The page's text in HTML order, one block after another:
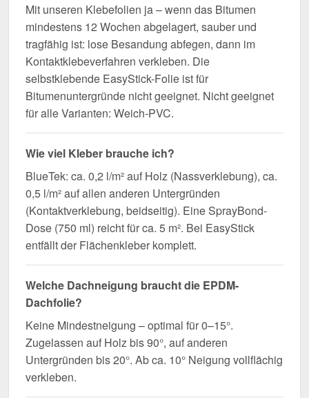
Mit unseren Klebefolien ja – wenn das Bitumen
mindestens 12 Wochen abgelagert, sauber und
tragfähig ist: lose Besandung abfegen, dann im
Kontaktklebeverfahren verkleben. Die
selbstklebende EasyStick-Folie ist für
Bitumenuntergründe nicht geeignet. Nicht geeignet
für alle Varianten: Weich-PVC.
Wie viel Kleber brauche ich?
BlueTek: ca. 0,2 l/m² auf Holz (Nassverklebung), ca.
0,5 l/m² auf allen anderen Untergründen
(Kontaktverklebung, beidseitig). Eine SprayBond-
Dose (750 ml) reicht für ca. 5 m². Bei EasyStick
entfällt der Flächenkleber komplett.
Welche Dachneigung braucht die EPDM-
Dachfolie?
Keine Mindestneigung – optimal für 0–15°.
Zugelassen auf Holz bis 90°, auf anderen
Untergründen bis 20°. Ab ca. 10° Neigung vollflächig
verkleben.